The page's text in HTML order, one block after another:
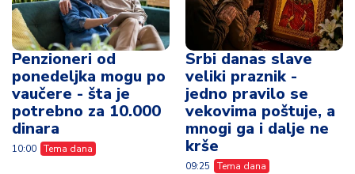
Penzioneri od
ponedeljka mogu po
vaučere - šta je
potrebno za 10.000
dinara
10:00 Tema dana
Srbi danas slave
veliki praznik -
jedno pravilo se
vekovima poštuje, a
mnogi ga i dalje ne
krše
09:25 Tema dana